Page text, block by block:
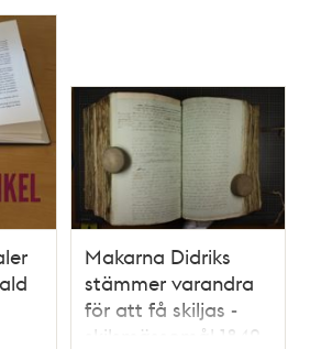
Makarna Didriks
stämmer varandra
för att få skiljas -
skilsmässomål 1842